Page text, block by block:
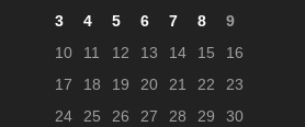
3
4 5 6 7 8
9
10
11 12 13 14 15
16
17
18 19 20 21 22
23
24
25 26 27 28 29
30